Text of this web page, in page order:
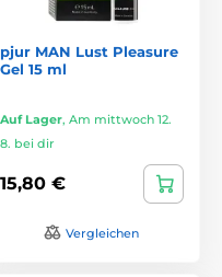
pjur MAN Lust Pleasure
Gel 15 ml
Auf Lager, Am mittwoch 12.
8. bei dir
15,80 €
Vergleichen